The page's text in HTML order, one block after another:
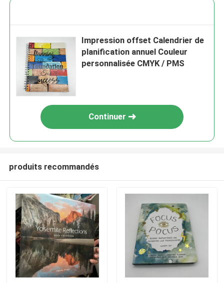
Impression offset Calendrier de
planification annuel Couleur
personnalisée CMYK / PMS
Continuer
produits recommandés